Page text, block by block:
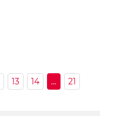
13 14 ... 21